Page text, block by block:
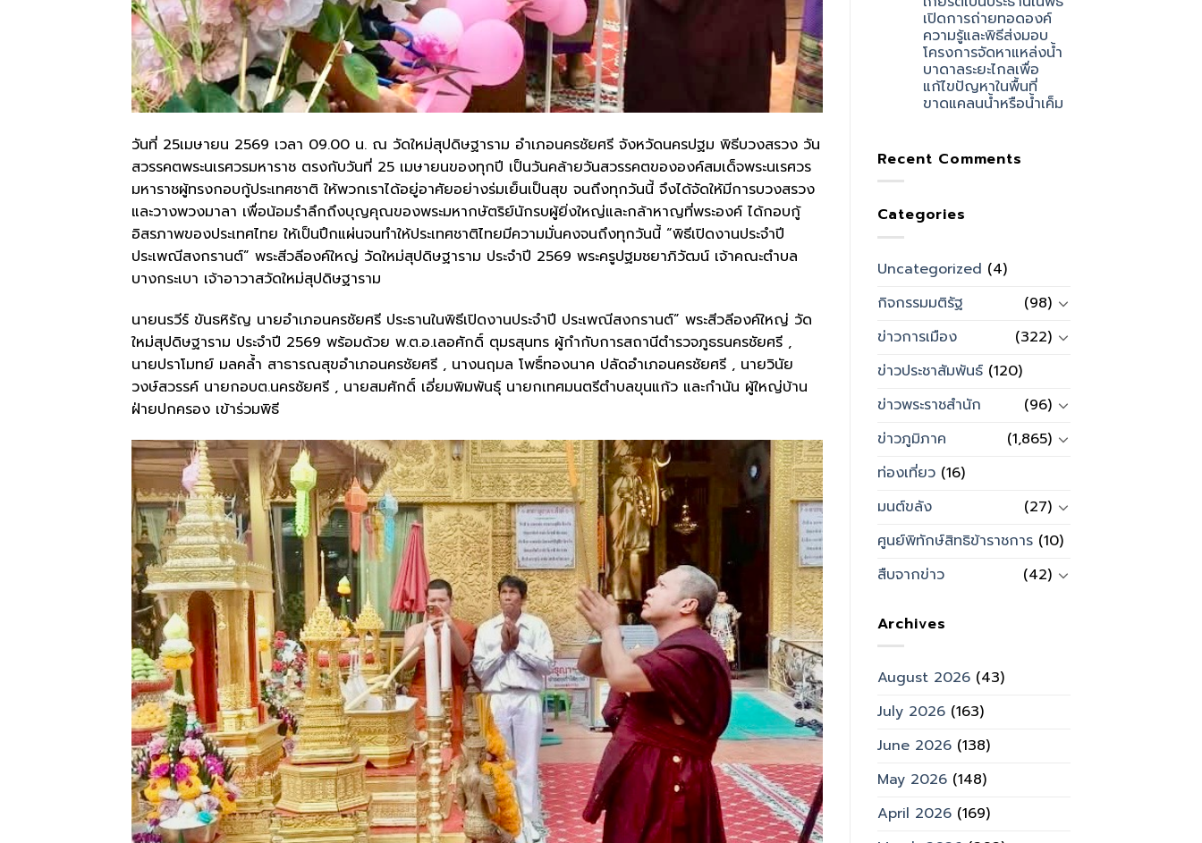
วันที่ 25เมษายน 2569 เวลา 09.00 น. ณ วัดใหม่สุปดิษฐาราม อำเภอนครชัยศรี จังหวัดนครปฐม พิธีบวงสรวง วัน
สวรรคตพระนเรศวรมหาราช ตรงกับวันที่ 25 เมษายนของทุกปี เป็นวันคล้ายวันสวรรคตขององค์สมเด็จพระนเรศวร
มหาราชผู้ทรงกอบกู้ประเทศชาติ ให้พวกเราได้อยู่อาศัยอย่างร่มเย็นเป็นสุข จนถึงทุกวันนี้ จึงได้จัดให้มีการบวงสรวง
และวางพวงมาลา เพื่อน้อมรำลึกถึงบุญคุณของพระมหากษัตริย์นักรบผู้ยิ่งใหญ่และกล้าหาญที่พระองค์ ได้กอบกู้
อิสรภาพของประเทศไทย ให้เป็นปึกแผ่นจนทำให้ประเทศชาติไทยมีความมั่นคงจนถึงทุกวันนี้ “พิธีเปิดงานประจำปี
ประเพณีสงกรานต์” พระสีวลีองค์ใหญ่ วัดใหม่สุปดิษฐาราม ประจำปี 2569 พระครูปฐมชยาภิวัฒน์ เจ้าคณะตำบล
บางกระเบา เจ้าอาวาสวัดใหม่สุปดิษฐาราม
นายนรวีร์ ขันธหิรัญ นายอำเภอนครชัยศรี ประธานในพิธีเปิดงานประจำปี ประเพณีสงกรานต์” พระสีวลีองค์ใหญ่ วัด
ใหม่สุปดิษฐาราม ประจำปี 2569 พร้อมด้วย พ.ต.อ.เลอศักดิ์ ตุมรสุนทร ผู้กำกับการสถานีตำรวจภูธรนครชัยศรี ,
นายปราโมทย์ มลคล้ำ สาธารณสุขอำเภอนครชัยศรี , นางนฤมล โพธิ์ทองนาค ปลัดอำเภอนครชัยศรี , นายวินัย
วงษ์สวรรค์ นายกอบต.นครชัยศรี , นายสมศักดิ์ เอี่ยมพิมพันธุ์ นายกเทศมนตรีตำบลขุนแก้ว และกำนัน ผู้ใหญ่บ้าน
ฝ่ายปกครอง เข้าร่วมพิธี
เปิดการถ่ายทอดองค์
ความรู้และพิธีส่งมอบ
โครงการจัดหาแหล่งน้ำ
บาดาลระยะไกลเพื่อ
แก้ไขปัญหาในพื้นที่
ขาดแคลนน้ำหรือน้ำเค็ม
Recent Comments
Categories
Uncategorized (4)
กิจกรรมมติรัฐ
(98)
ข่าวการเมือง
(322)
ข่าวประชาสัมพันธ์(120)
ข่าวพระราชสำนัก
(96)
ข่าวภูมิภาค
(1,865)
ท่องเที่ยว(16)
มนต์ขลัง
(27)
ศูนย์พิทักษ์สิทธิข้าราชการ(10)
สืบจากข่าว
(42)
Archives
August 2026(43)
July 2026(163)
June 2026(138)
May 2026(148)
April 2026(169)